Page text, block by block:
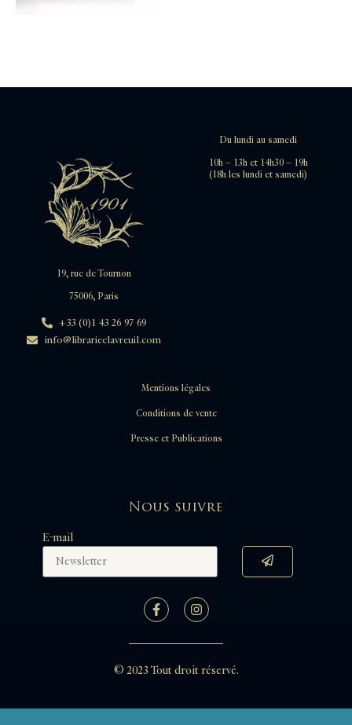
Du lundi au samedi
10h – 13h et 14h30 – 19h
(18h les lundi et samedi)
19, rue de Tournon
75006, Paris
+33 (0)1 43 26 97 69
info@librarieclavreuil.com
Mentions légales
Conditions de vente
Presse et Publications
Nous suivre
E-mail
© 2023 Tout droit réservé.